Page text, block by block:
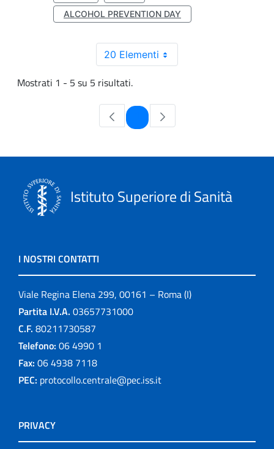
ALCOHOL PREVENTION DAY
20 Elementi
Mostrati 1 - 5 su 5 risultati.
Pagina
Istituto Superiore di Sanità
I NOSTRI CONTATTI
Viale Regina Elena 299, 00161 – Roma (I)
Partita I.V.A. 03657731000
C.F. 80211730587
Telefono: 06 4990 1
Fax: 06 4938 7118
PEC: protocollo.centrale@pec.iss.it
PRIVACY